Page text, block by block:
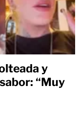
y
“Muy